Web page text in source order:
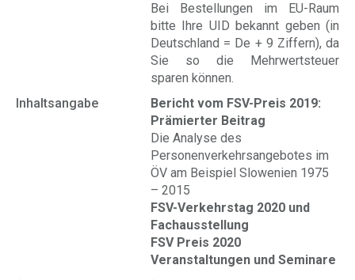
Bei Bestellungen im EU-Raum
bitte Ihre UID bekannt geben (in
Deutschland = De + 9 Ziffern), da
Sie so die Mehrwertsteuer
sparen können.
Inhaltsangabe
Bericht vom FSV-Preis 2019:
Prämierter Beitrag
Die Analyse des
Personenverkehrsangebotes im
ÖV am Beispiel Slowenien 1975
– 2015
FSV-Verkehrstag 2020 und
Fachausstellung
FSV Preis 2020
Veranstaltungen und Seminare